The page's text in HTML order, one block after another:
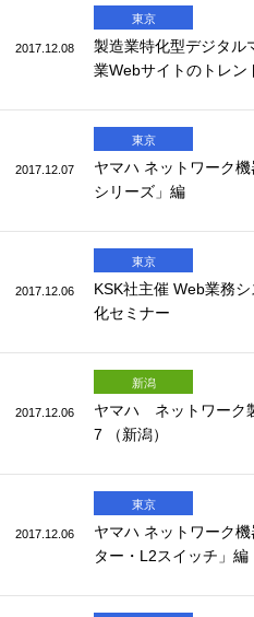
2017.12.08
東京
製造業特化型デジタ
業Webサイトのトレン
2017.12.07
東京
ヤマハ ネットワーク
シリーズ」編
2017.12.06
東京
KSK社主催 Web業務
化セミナー
2017.12.06
新潟
ヤマハ ネットワーク
7 （新潟）
2017.12.06
東京
ヤマハ ネットワーク
ター・L2スイッチ」編